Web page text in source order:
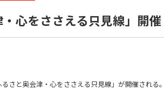
心をささえる只見線」開催
さと奥会津・心をささえる只見線」が開催される。